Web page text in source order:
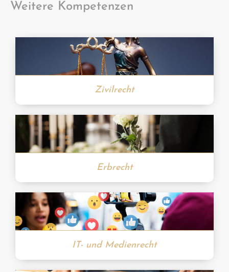
Weitere Kompetenzen
Zivilrecht
Erbrecht
IT- und Medienrecht